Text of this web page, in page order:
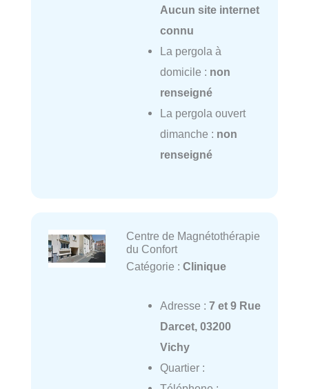
Aucun site internet
connu
La pergola à
domicile : non
renseigné
La pergola ouvert
dimanche : non
renseigné
Centre de Magnétothérapie
du Confort
Catégorie : Clinique
Adresse : 7 et 9 Rue
Darcet, 03200
Vichy
Quartier :